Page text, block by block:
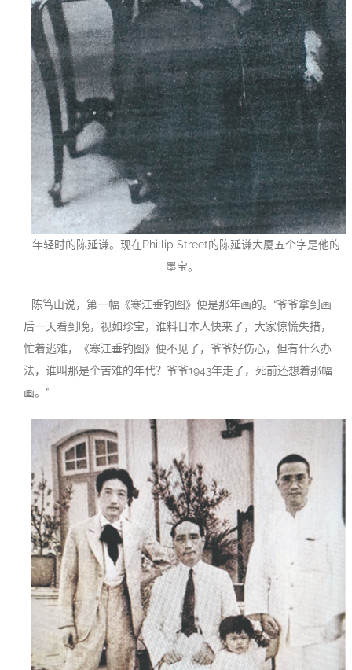
年轻时的陈延谦。现在Phillip Street的陈延谦大厦五个字是他的
墨宝。
陈笃山说，第一幅《寒江垂钓图》便是那年画的。“爷爷拿到画
后一天看到晚，视如珍宝，谁料日本人快来了，大家惊慌失措，
忙着逃难，《寒江垂钓图》便不见了，爷爷好伤心，但有什么办
法，谁叫那是个苦难的年代？爷爷1943年走了，死前还想着那幅
画。”